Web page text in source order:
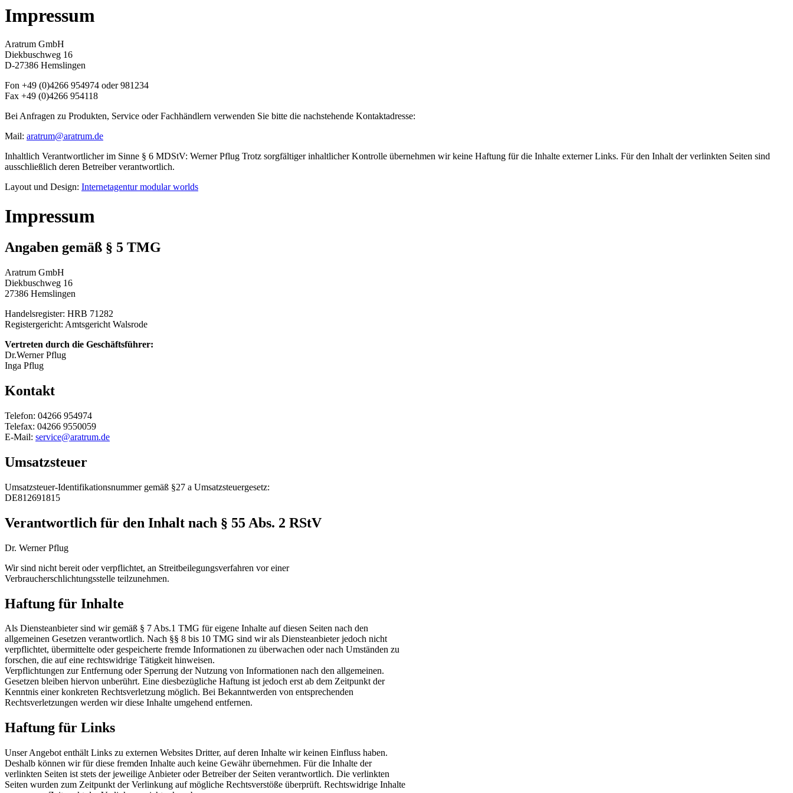
Impressum
Aratrum GmbH
Diekbuschweg 16
D-27386 Hemslingen
Fon +49 (0)4266 954974 oder 981234
Fax +49 (0)4266 954118
Bei Anfragen zu Produkten, Service oder Fachhändlern verwenden Sie bitte die nachstehende Kontaktadresse:
Mail: aratrum@aratrum.de
Inhaltlich Verantwortlicher im Sinne § 6 MDStV: Werner Pflug Trotz sorgfältiger inhaltlicher Kontrolle übernehmen wir keine Haftung für die Inhalte externer Links. Fürden Inhalt der verlinkten Seiten sind
ausschließlich deren Betreiber verantwortlich.
Layout und Design: Internetagentur modular worlds
Impressum
Angaben gemäß § 5 TMG
Aratrum GmbH
Diekbuschweg 16
27386 Hemslingen
Handelsregister: HRB 71282
Registergericht: Amtsgericht Walsrode
Vertreten durch die Geschäftsführer:
Dr.Werner Pflug
Inga Pflug
Kontakt
Telefon: 04266 954974
Telefax: 04266 9550059
E-Mail: service@aratrum.de
Umsatzsteuer
Umsatzsteuer-Identifikationsnummer gemäß §27 a Umsatzsteuergesetz:
DE812691815
Verantwortlich für den Inhalt nach § 55 Abs. 2 RStV
Dr. Werner Pflug
Wir sind nicht bereit oder verpflichtet, an Streitbeilegungsverfahren vor einer
Verbraucherschlichtungsstelle teilzunehmen.
Haftung für Inhalte
Als Diensteanbieter sind wir gemäß § 7 Abs.1 TMG für eigene Inhalte auf diesen Seiten nach den
allgemeinen Gesetzen verantwortlich. Nach §§ 8 bis 10 TMG sind wir als Diensteanbieter jedoch nicht
verpflichtet, übermittelte oder gespeicherte fremde Informationen zu überwachen oder nach Umständen zu
forschen, die auf eine rechtswidrige Tätigkeit hinweisen.
Verpflichtungen zur Entfernung oder Sperrung der Nutzung von Informationen nach den allgemeinen.
Gesetzen bleiben hiervon unberührt. Eine diesbezügliche Haftung ist jedoch erst ab dem Zeitpunkt der
Kenntnis einer konkreten Rechtsverletzung möglich. Bei Bekanntwerden von entsprechenden
Rechtsverletzungen werden wir diese Inhalte umgehend entfernen.
Haftung für Links
Unser Angebot enthält Links zu externen Websites Dritter, auf deren Inhalte wir keinen Einfluss haben.
Deshalb können wir für diese fremden Inhalte auch keine Gewähr übernehmen. Für die Inhalte der
verlinkten Seiten ist stets der jeweilige Anbieter oder Betreiber der Seiten verantwortlich. Die verlinkten
Seiten wurden zum Zeitpunkt der Verlinkung auf mögliche Rechtsverstöße überprüft. Rechtswidrige Inhalte